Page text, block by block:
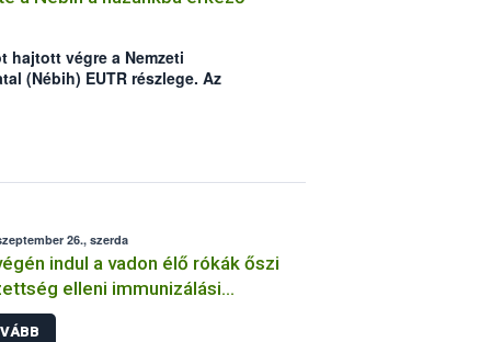
hajtott végre a Nemzeti
(Nébih) EUTR részlege. Az
foglalkozó erdészeti felügyelők
és Vámhivatal Baranya Megyei
kétnapos akció
Ezt követően a kiemelt
végezték a
átvizsgálását.
26., szerda
indul a vadon élő rókák őszi
elleni immunizálási